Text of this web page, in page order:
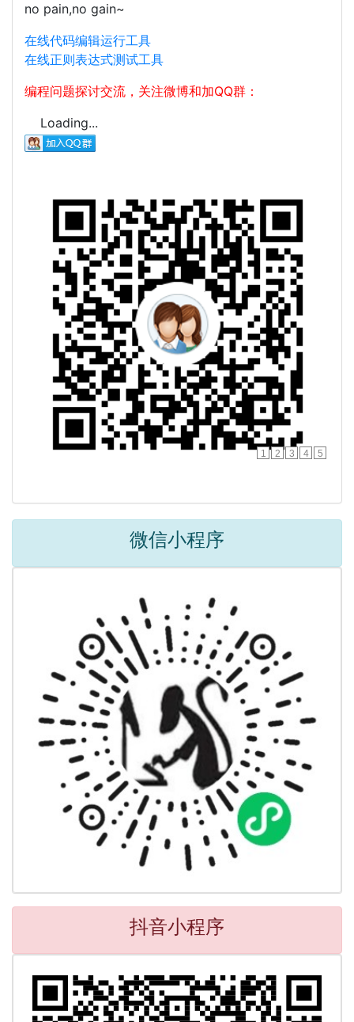
no pain,no gain~
在线代码编辑运行工具
在线正则表达式测试工具
编程问题探讨交流，关注微博和加QQ群：
Loading...
1 2 3 4 5
微信小程序
抖音小程序